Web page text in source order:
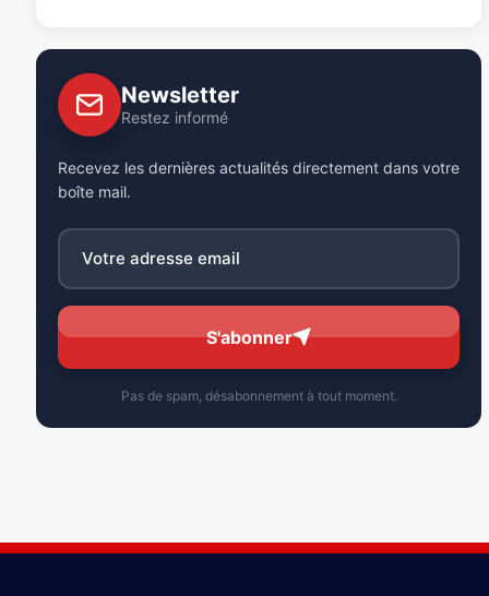
Newsletter
Restez informé
Recevez les dernières actualités directement dans votre
boîte mail.
S'abonner
Pas de spam, désabonnement à tout moment.